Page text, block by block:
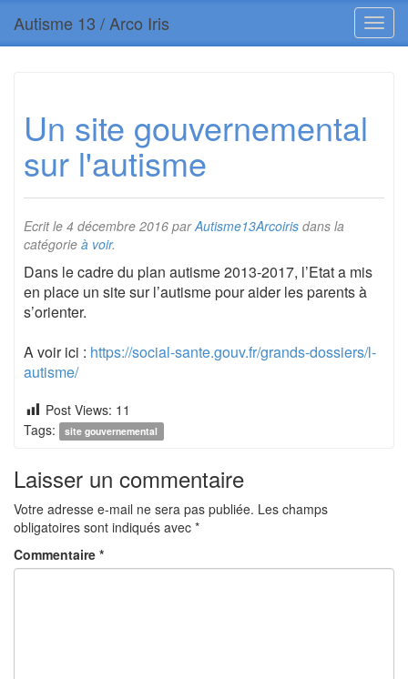
Autisme 13 / Arco Iris
Un site gouvernemental
sur l'autisme
Ecrit le 4 décembre 2016 parAutisme13Arcoiris dans la
catégorie à voir.
Dans le cadre du plan autisme 2013-2017, l’Etat a mis
en place un site sur l’autisme pour aider les parents à
s’orienter.
A voir ici : https://social-sante.gouv.fr/grands-dossiers/l-
autisme/
Post Views: 11
Tags:
site gouvernemental
Laisser un commentaire
Votre adresse e-mail ne sera pas publiée. Les champs
obligatoires sont indiqués avec *
Commentaire *